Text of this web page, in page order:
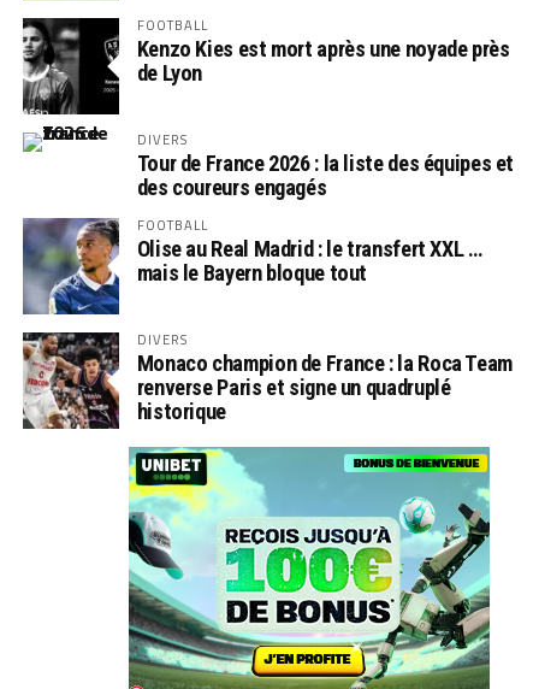
FOOTBALL
Kenzo Kies est mort après une noyade près
de Lyon
DIVERS
Tour de France 2026 : la liste des équipes et
des coureurs engagés
FOOTBALL
Olise au Real Madrid : le transfert XXL …
mais le Bayern bloque tout
DIVERS
Monaco champion de France : la Roca Team
renverse Paris et signe un quadruplé
historique